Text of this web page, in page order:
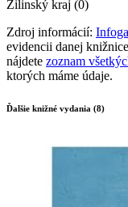
Žilinský kraj (0)
Zdroj informácií:
evidencii danej
nájdete zoznam
ktorých máme údaje.
Ďalšie knižné vydania (8)